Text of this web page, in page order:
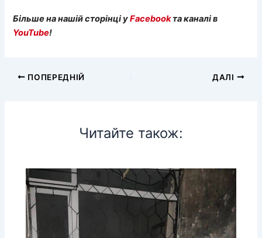
Більше на нашій сторінці уFacebookта каналі в
YouTube!
ПОПЕРЕДНІЙ ДАЛІ
Читайте також: